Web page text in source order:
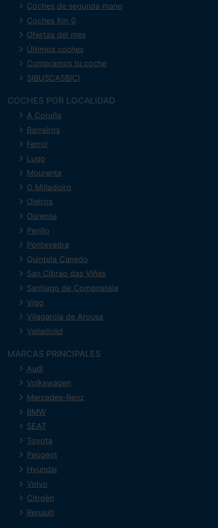
Coches de segunda mano
Coches Km 0
Ofertas del mes
Últimos coches
Compramos tu coche
SIBUSCASBICI
COCHES POR LOCALIDAD
A Coruña
Barreiros
Ferrol
Lugo
Mourente
O Milladoiro
Oleiros
Ourense
Perillo
Pontevedra
Quintela Canedo
San Cibrao das Viñas
Santiago de Compostela
Vigo
Vilagarcía de Arousa
Valladolid
MARCAS PRINCIPALES
Audi
Volkswagen
Mercedes-Benz
BMW
SEAT
Toyota
Peugeot
Hyundai
Volvo
Citroën
Renault